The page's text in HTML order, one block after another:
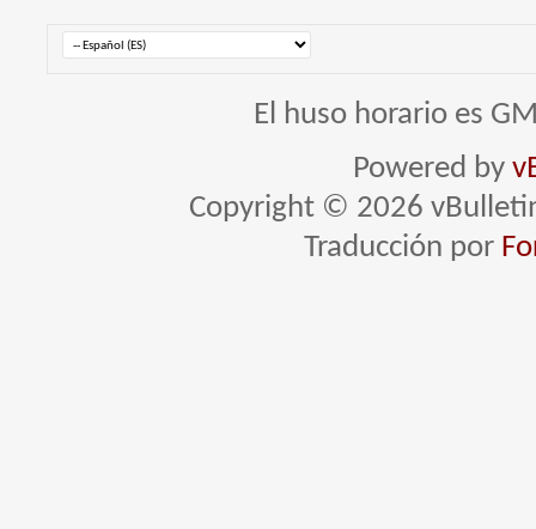
El huso horario es
Powered by
Copyright © 2026
Traducción por